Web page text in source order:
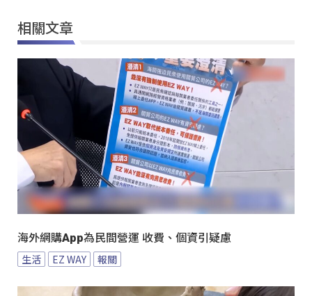
相關文章
海外網購App為民間營運 收費、個資引疑慮
生活 EZ WAY 報關